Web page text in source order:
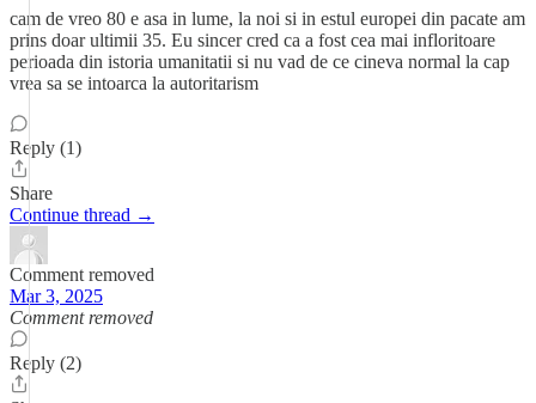
cam de vreo 80 e asa in lume, la noi si in estul europei din pacate am
prins doar ultimii 35. Eu sincer cred ca a fost cea mai infloritoare
perioada din istoria umanitatii si nu vad de ce cineva normal la cap
vrea sa se intoarca la autoritarism
Reply (1)
Share
Continue thread →
Comment removed
Mar 3, 2025
Comment removed
Reply (2)